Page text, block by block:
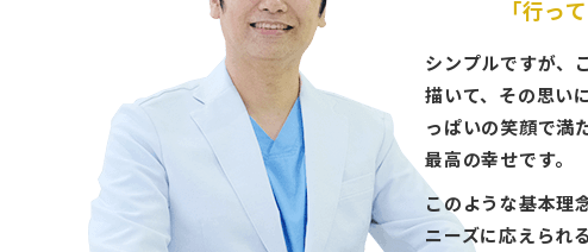
「行っ
シンプルですが、
描いて、その思い
っぱいの笑顔で満
最高の幸せです。
このような基本理
ニーズに応えられる